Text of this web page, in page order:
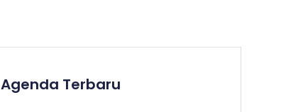
Agenda Terbaru